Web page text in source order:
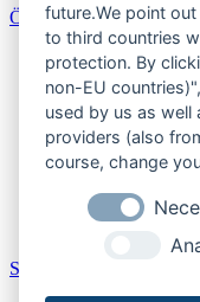
Österreich
Burgenland
Kärnten
Niederösterreich
Oberösterreich
Salzburger Land
Steiermark
Vorarlberg
Schweiz
future.We point
to third countries
protection. By
non-EU
used by us as
providers (also
course, change